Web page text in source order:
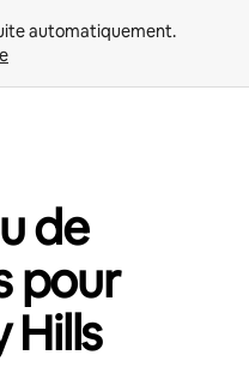
de
pour
Hills